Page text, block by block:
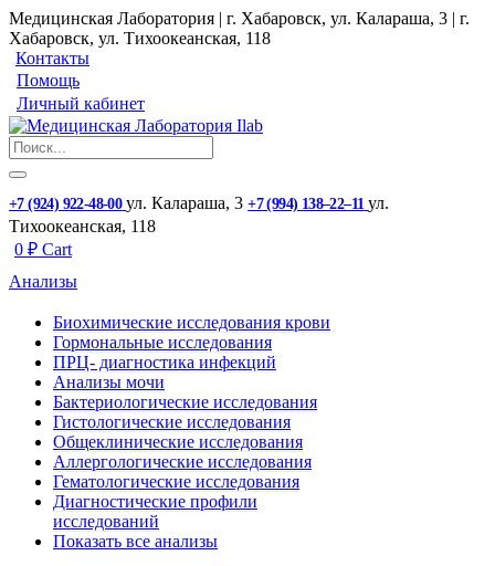
Медицинская Лаборатория | г. Хабаровск, ул. Калараша, 3 | г.
Хабаровск, ул. ​Тихоокеанская, 118
Контакты
Помощь
Личный кабинет
+7 (924) 922-48-00 ул. ​Калараша, 3 +7 (994) 138‒22‒11 ул. ​
Тихоокеанская, 118
0 ₽ Cart
Анализы
Биохимические исследования крови
Гормональные исследования
ПРЦ- диагностика инфекций
Анализы мочи
Бактериологические исследования
Гистологические исследования
Общеклинические исследования
Аллергологические исследования
Гематологические исследования
Диагностические профили
исследований
Показать все анализы